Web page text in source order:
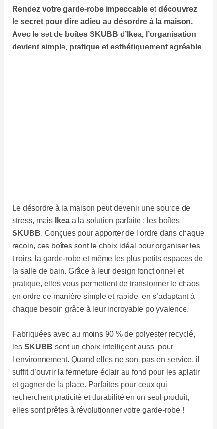
Rendez votre garde-robe impeccable et découvrez
le secret pour dire adieu au désordre à la maison.
Avec le set de boîtes SKUBB d’Ikea, l’organisation
devient simple, pratique et esthétiquement agréable.
Le désordre à la maison peut devenir une source de
stress, mais
Ikeaa la solution parfaite : les boîtes
SKUBB. Conçues pour apporter de l’ordre dans chaque
recoin, ces boîtes sont le choix idéal pour organiser les
tiroirs, la garde-robe et même les plus petits espaces de
la salle de bain. Grâce à leur design fonctionnel et
pratique, elles vous permettent de transformer le chaos
en ordre de manière simple et rapide, en s’adaptant à
chaque besoin grâce à leur incroyable polyvalence.
Fabriquées avec au moins 90 % de polyester recyclé,
les SKUBB sont un choix intelligent aussi pour
l’environnement. Quand elles ne sont pas en service, il
suffit d’ouvrir la fermeture éclair au fond pour les aplatir
et gagner de la place. Parfaites pour ceux qui
recherchent praticité et durabilité en un seul produit,
elles sont prêtes à révolutionner votre garde-robe !